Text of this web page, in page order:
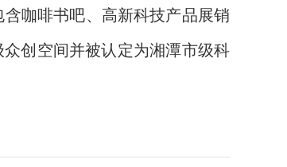
咖啡书吧、高新科技产品展销
创空间并被认定为湘潭市级科